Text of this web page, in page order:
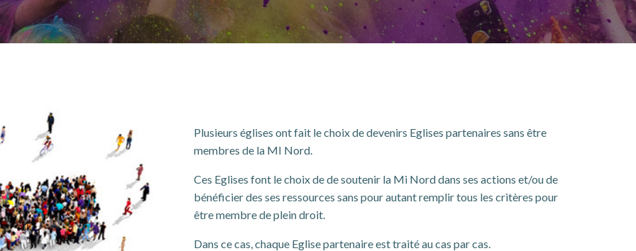
Plusieurs églises ont fait le choix de devenirs Eglises partenaires sans être
membres de la MI Nord.
Ces Eglises font le choix de de soutenir la Mi Nord dans ses actions et/ou de
bénéficier des ses ressources sans pour autant remplir tous les critères pour
être membre de plein droit.
Dans ce cas, chaque Eglise partenaire est traité au cas par cas.